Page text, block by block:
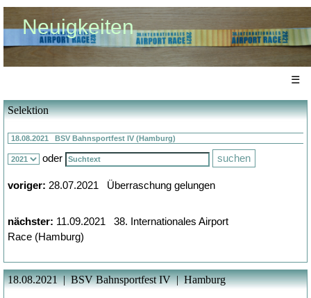
Neuigkeiten
☰
Selektion
oder
voriger: 28.07.2021 Überraschung gelungen
nächster: 11.09.2021 38. Internationales Airport
Race (Hamburg)
18.08.2021 | BSV Bahnsportfest IV | Hamburg